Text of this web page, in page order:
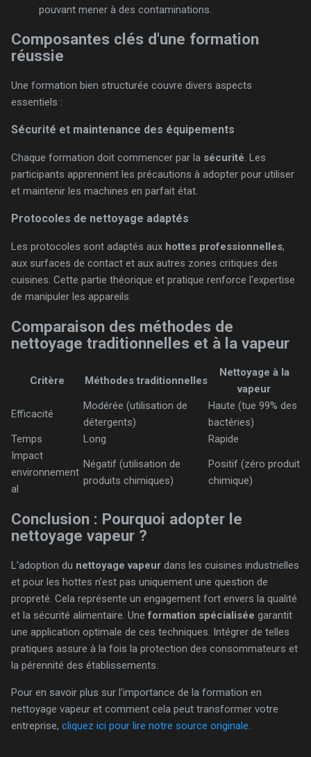
pouvant mener à des contaminations.
Composantes clés d'une formation
réussie
Une formation bien structurée couvre divers aspects
essentiels :
Sécurité et maintenance des équipements
Chaque formation doit commencer par la sécurité. Les
participants apprennent les précautions à adopter pour utiliser
et maintenir les machines en parfait état.
Protocoles de nettoyage adaptés
Les protocoles sont adaptés aux hottes professionnelles,
aux surfaces de contact et aux autres zones critiques des
cuisines. Cette partie théorique et pratique renforce l'expertise
de manipuler les appareils.
Comparaison des méthodes de
nettoyage traditionnelles et à la vapeur
Critère Méthodes traditionnelles
Nettoyage à la
vapeur
Efficacité
Modérée (utilisation de
détergents)
Haute (tue 99% des
bactéries)
Temps
Long
Rapide
Impact
environnement
al
Négatif (utilisation de
produits chimiques)
Positif (zéro produit
chimique)
Conclusion : Pourquoi adopter le
nettoyage vapeur ?
L'adoption du nettoyage vapeur dans les cuisines industrielles
et pour les hottes n'est pas uniquement une question de
propreté. Cela représente un engagement fort envers la qualité
et la sécurité alimentaire. Uneformation spécialisée garantit
une application optimale de ces techniques. Intégrer de telles
pratiques assure à la fois la protection des consommateurs et
la pérennité des établissements.
Pour en savoir plus sur l'importance de la formation en
nettoyage vapeur et comment cela peut transformer votre
entreprise, cliquez ici pour lire notre source originale.